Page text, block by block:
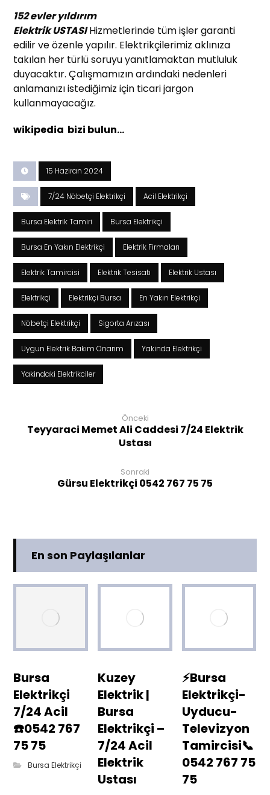
152 evler yıldırım
Elektrik USTASIHizmetlerinde tüm işler garanti
edilir ve özenle yapılır. Elektrikçilerimiz aklınıza
takılan her türlü soruyu yanıtlamaktan mutluluk
duyacaktır. Çalışmamızın ardındaki nedenleri
anlamanızı istediğimiz için ticari jargon
kullanmayacağız.
wikipedia bizi bulun…
15 Haziran 2024
7/24 Nöbetçi Elektrikçi Acil Elektrikçi
Bursa Elektrik Tamiri Bursa Elektrikçi
Bursa En Yakın Elektrikçi Elektrik Firmaları
Elektrik Tamircisi Elektrik Tesisatı Elektrik Ustası
Elektrikçi Elektrikçi Bursa En Yakın Elektrikçi
Nöbetçi Elektrikçi Sigorta Arızası
Uygun Elektrik Bakım Onarım Yakinda Elektrikçi
Yakindaki Elektrikciler
Önceki
Teyyaraci Memet Ali Caddesi 7/24 Elektrik
Ustası
Sonraki
Gürsu Elektrikçi 0542 767 75 75
En son Paylaşılanlar
Bursa
Elektrikçi
7/24 Acil
☎️0542 767
75 75
Bursa Elektrikçi
Kuzey
Elektrik |
Bursa
Elektrikçi –
7/24 Acil
Elektrik
Ustası
⚡Bursa
Elektrikçi-
Uyducu-
Televizyon
Tamircisi📞
0542 767 75
75